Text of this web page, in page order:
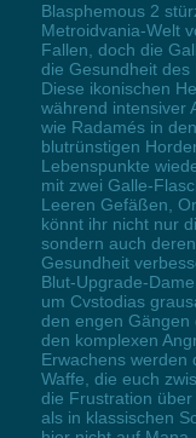
Blasphemous 2
Metroidvania-Welt
Fallen, doch die
die Gesundheit
Diese ikonischen
während intensiver
wie Radamés in
blutrünstigen
Lebenspunkte
mit zwei Galle-
Leeren Gefäßen,
könnt ihr nicht nur
sondern auch
Gesundheit
Blut-Upgrade-
um Cvstodias
den engen Gängen
den komplexen
Erwachens werden
Waffe, die euch
die Frustration
als in klassischen